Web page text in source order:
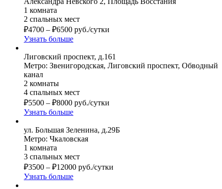
1 комната
2 спальных мест
₽4700 – ₽6500 руб./сутки
Узнать больше
Лиговский проспект, д.161
Метро: Звенигородская, Лиговский проспект, Обводный
канал
2 комнаты
4 спальных мест
₽5500 – ₽8000 руб./сутки
Узнать больше
ул. Большая Зеленина, д.29Б
Метро: Чкаловская
1 комната
3 спальных мест
₽3500 – ₽12000 руб./сутки
Узнать больше